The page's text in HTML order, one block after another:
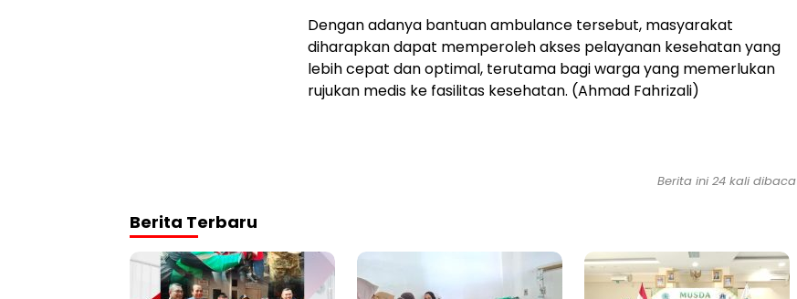
Dengan adanya bantuan ambulance tersebut, masyarakat
diharapkan dapat memperoleh akses pelayanan kesehatan yang
lebih cepat dan optimal, terutama bagi warga yang memerlukan
rujukan medis ke fasilitas kesehatan. (Ahmad Fahrizali)
Berita ini 24 kali dibaca
Berita Terbaru